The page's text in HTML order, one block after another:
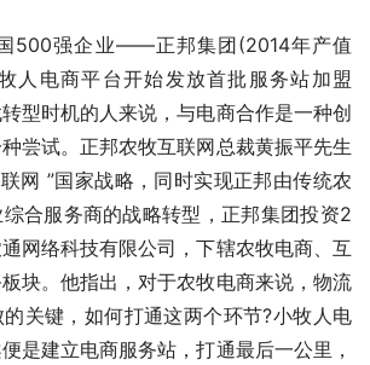
强企业——正邦集团(2014年产值
人电商平台开始发放首批服务站加盟
型时机的人来说，与电商合作是一种创
尝试。正邦农牧互联网总裁黄振平先生
网 ”国家战略，同时实现正邦由传统农
合服务商的战略转型，正邦集团投资2
网络科技有限公司，下辖农牧电商、互
块。他指出，对于农牧电商来说，物流
关键，如何打通这两个环节?小牧人电
是建立电商服务站，打通最后一公里，